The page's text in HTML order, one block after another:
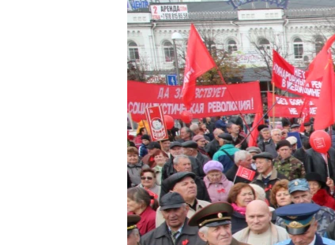
КРЫМ.НЕПОКОРЕННЫЙ
УКРАИНСКАЯ ПРОБЛЕМА КРЫМА